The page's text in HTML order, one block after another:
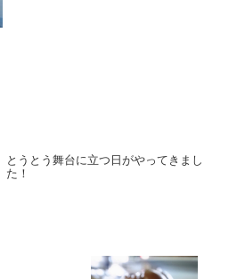
とうとう舞台に立つ日がやってきまし
た！